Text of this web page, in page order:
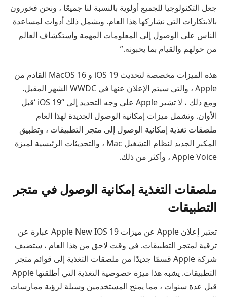
جعل التكنولوجيا للجميع أولوية بالنسبة لنا جميعًا ، ونحن فخورون
بالابتكارات التي نشاركها هذا العام. ويشمل ذلك أدوات لمساعدة
الناس على الوصول إلى المعلومات المهمة واستكشاف العالم
من حولهم والقيام بما يحبونه.”
هذه الميزات مخصصة لتحديث iOS 19 و MacOS 16 القادم من
Apple ، والتي سيتم الإعلان عنها في WWDC الشهر المقبل.
ومع ذلك ، لا تشير Apple على وجه التحديد إلى “iOS 19 ‘قبل
الأوان. وتشمل ميزات إمكانية الوصول الجديدة لهذا العام
ملصقات تغذية إمكانية الوصول إلى متجر التطبيقات ، وتطبيق
المكبر الجديد لنظام التشغيل Mac ، والتحديثات الرئيسية لميزة
Apple Voice ، وأكثر من ذلك.
ملصقات التغذية إمكانية الوصول في متجر
التطبيقات
تعتبر إعلان Apple عن ميزات Apple New IOS 19 عبارة عن
ترقية لمتجر التطبيقات. في وقت لاحق من هذا العام ، ستضيف
شركة Apple قسمًا جديدًا من ملصقات التغذية إلى قوائم متجر
التطبيقات. يشبه هذا ميزة خصوصية التغذية التي أطلقتها Apple
قبل عدة سنوات ، مما يمنح المستخدمين وسيلة لرؤية ممارسات